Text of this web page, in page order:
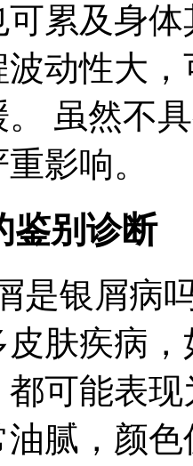
累及身
动性大
虽然不
影响。
鉴别诊断
是银屑病
肤疾病
可能表
腻，颜